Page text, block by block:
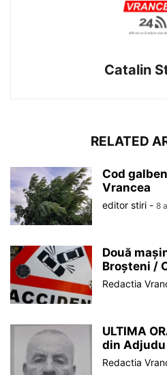
Catalin
RELATED
Cod
Vrancea
editor stiri - 8
Două
Broșteni /
Redactia
ULTIMA
din
Redactia